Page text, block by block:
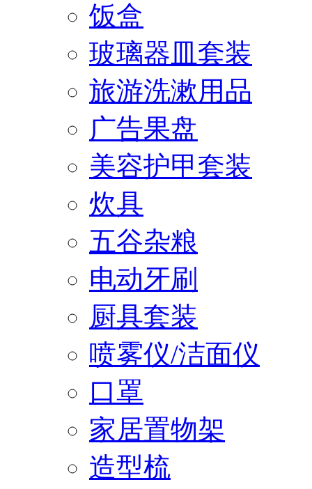
饭盒
玻璃器皿套装
旅游洗漱用品
广告果盘
美容护甲套装
炊具
五谷杂粮
电动牙刷
厨具套装
喷雾仪/洁面仪
口罩
家居置物架
造型梳